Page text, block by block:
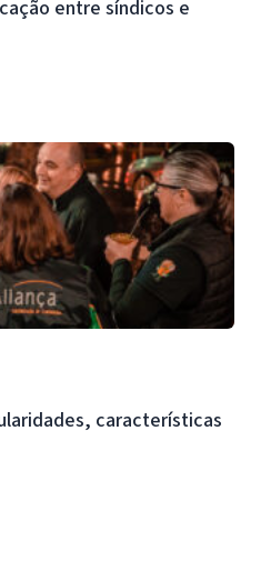
entre síndicos e
características